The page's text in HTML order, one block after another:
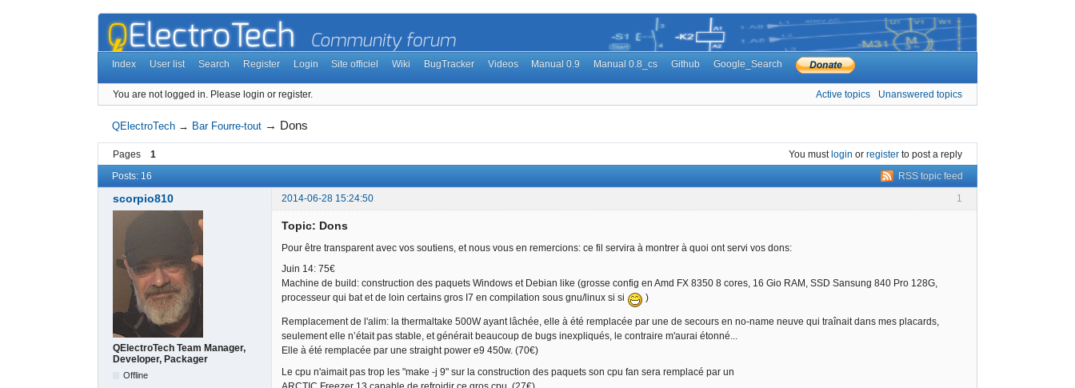
Index User list Search Register Login Site officiel Wiki BugTracker Videos Manual 0.9 Manual 0.8_cs Github Google_Search
You are not logged in. Please login or register. Active topics Unanswered topics
QElectroTech → Bar Fourre-tout → Dons
Pages 1 You mustlogin or register to post a reply
RSS topic feed
Posts: 16
1
scorpio810 2014-06-28 15:24:50
QElectroTech Team Manager,
Developer, Packager
Offline
Topic: Dons
Pour être transparent avec vos soutiens, et nous vous en remercions: ce fil servira à montrer à quoi ont servi vos dons:
Juin 14: 75€
Machine de build: construction des paquets Windows et Debian like (grosse config en Amd FX 8350 8 cores, 16 Gio RAM, SSD Sansung 840 Pro 128G,
processeur qui bat et de loin certains gros I7 en compilation sous gnu/linux si si
)
Remplacement de l'alim: la thermaltake 500W ayant lâchée, elle à été remplacée par une de secours en no-name neuve qui traînait dans mes placards,
seulement elle n’était pas stable, et générait beaucoup de bugs inexpliqués, le contraire m'aurai étonné...
Elle à été remplacée par une straight power e9 450w. (70€)
Le cpu n'aimait pas trop les "make -j 9" sur la construction des paquets son cpu fan sera remplacé par un